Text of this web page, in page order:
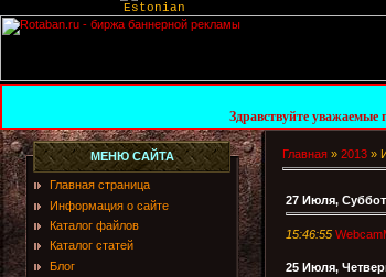
Estonian
Здравствуйте уважаемые посетители,
МЕНЮ САЙТА
Главная страница
Информация о сайте
Каталог файлов
Каталог статей
Блог
Главная » 2013 »
27 Июля,
15:46:55
25 Июля,